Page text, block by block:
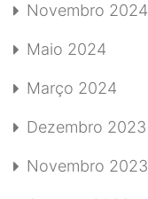
Novembro 2024
Maio 2024
Março 2024
Dezembro 2023
Novembro 2023